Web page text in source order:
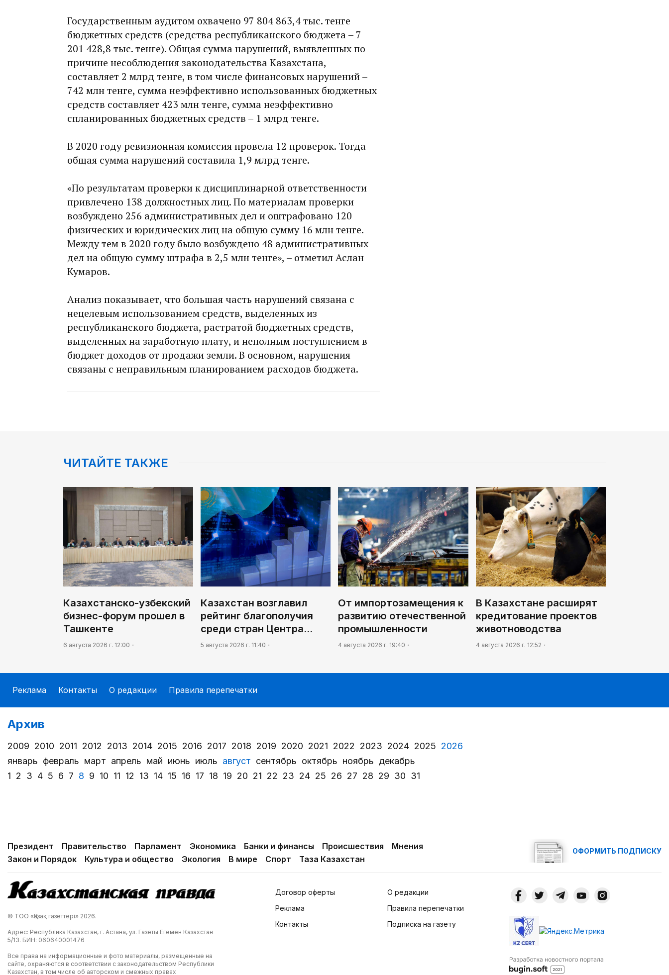
Государственным аудитом охвачено 97 804 863,4 тыс. тенге
бюджетных средств (средства республиканского бюджета – 7
201 428,8 тыс. тенге). Общая сумма нарушений, выявленных по
причине несоблюдения законодательства Казахстана,
составляет 2 млрд тенге, в том числе финансовых нарушений –
742 млн тенге, сумма неэффективно использованных бюджетных
средств составляет 423 млн тенге, сумма неэффективно
спланированных бюджетных средств – 1 млрд тенге.
В 2020 году ревизионная комиссия провела 12 проверок. Тогда
общая сумма нарушений составила 1,9 млрд тенге.
«По результатам проверки к дисциплинарной ответственности
привлечено 138 должностных лиц. По материалам проверки
возбуждено 256 административных дел и оштрафовано 120
физических и юридических лиц на общую сумму 16 млн тенге.
Между тем в 2020 году было возбуждено 48 административных
дел на общую сумму штрафа в 2,5 млн тенге», – отметил Аслан
Кумаров.
Анализ показывает, что большая часть нарушений связана с
нецелевым использованием средств, выделенных из
республиканского бюджета, растратой бюджетных средств,
выделенных на заработную плату, и неполным поступлением в
бюджет доходов от продажи земли. В основном, нарушения
связаны с неправильным планированием расходов бюджета.
ЧИТАЙТЕ ТАКЖЕ
Казахстанско-узбекский
бизнес-форум прошел в
Ташкенте
6 августа 2026 г. 12:00
Казахстан возглавил
рейтинг благополучия
среди стран Центра…
5 августа 2026 г. 11:40
От импортозамещения к
развитию отечественной
промышленности
4 августа 2026 г. 19:40
В Казахстане расширят
кредитование проектов
животноводства
4 августа 2026 г. 12:52
Реклама Контакты О редакции Правила перепечатки
Архив
2009 2010 2011 2012 2013 2014 2015 2016 2017 2018 2019 2020 2021 2022 2023 2024 2025 2026
январь февраль март апрель май июнь июль август сентябрь октябрь ноябрь декабрь
1 2 3 4 5 6 7 8 9 10 11 12 13 14 15 16 17 18 19 20 21 22 23 24 25 26 27 28 29 30 31
Президент Правительство Парламент Экономика Банки и финансы Происшествия
Мнения
Закон и Порядок
Культура и общество Экология В мире Спорт Таза Казахстан
ОФОРМИТЬ ПОДПИСКУ
Договор оферты
Реклама
Контакты
О редакции
Правила перепечатки
Подписка на газету
© ТОО «Қазақ газеттері» 2026.
Адрес: Республика Казахстан, г. Астана, ул. Газеты Егемен Казахстан
5/13. БИН: 060640001476
Все права на информационные и фото материалы, размещенные на
сайте, охраняются в соответствии с законодательством Республики
Казахстан, в том числе об авторском и смежных правах